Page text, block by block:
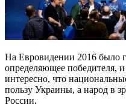
На Евровидении 2016 было
определяющее победителя,
интересно, что
пользу Украины, а народ в
России.